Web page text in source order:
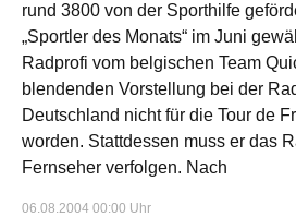
rund 3800 von der Sporthilfe
„Sportler des Monats“ im Juni
Radprofi vom belgischen Team
blendenden Vorstellung bei der
Deutschland nicht für die Tour de
worden. Stattdessen muss er das
Fernseher verfolgen. Nach
06.08.2004 00:00 Uhr